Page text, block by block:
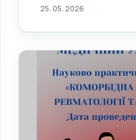
25. 05. 2026